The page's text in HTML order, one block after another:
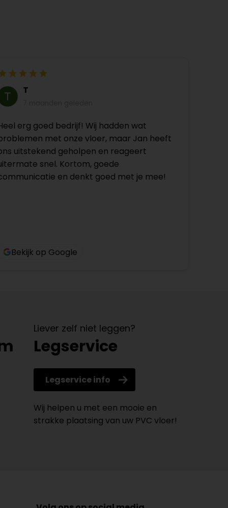
T
erg goed bedrijf! Wij hadden wat
met onze vloer, maar Jan heeft
uitstekend geholpen en reageert
snel. Kortom, goede
en denkt goed met je mee!
Bekijk op Google
Liever zelf niet leggen?
Legservice
Legservice info
Wij helpen u met een mooie en
strakke plaatsing van uw PVC vloer!